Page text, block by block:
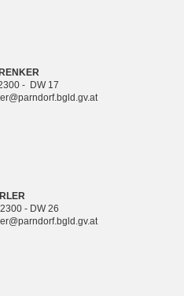
- DW 17
- DW 26